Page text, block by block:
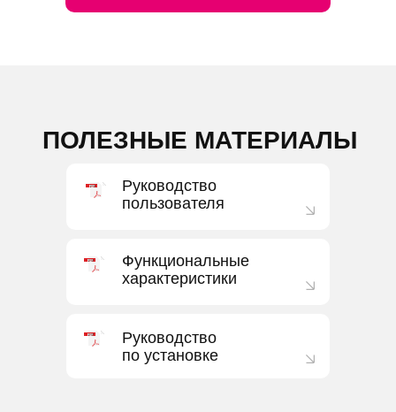
ПОЛЕЗНЫЕ МАТЕРИАЛЫ
Руководство
по установке
Руководство
пользователя
Функциональные
характеристики